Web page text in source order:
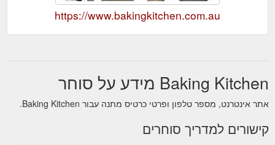
https://www.bakingkitchen.com.au
Baking Kitchen מידע על סוחר
אתר אינטרנט, מספר טלפון ופרטי כרטיס מתנה עבור Baking Kitchen.
קישורים למדריך סוחרים